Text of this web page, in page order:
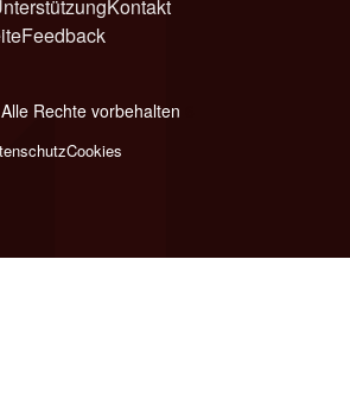
Kontakt
Feedback
Rechte vorbehalten
Cookies